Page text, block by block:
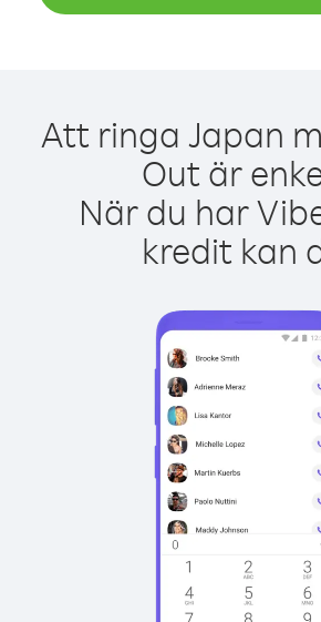
Att ringa Japan
Out är
När du har
kredit kan